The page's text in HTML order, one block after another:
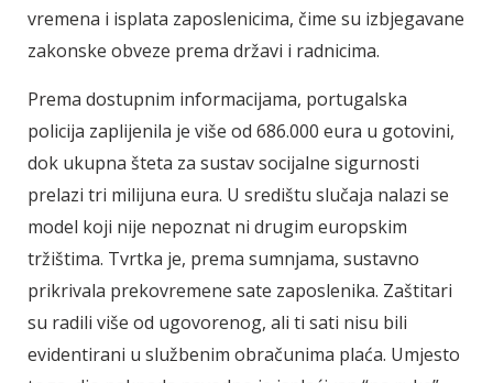
vremena i isplata zaposlenicima, čime su izbjegavane
zakonske obveze prema državi i radnicima.
Prema dostupnim informacijama, portugalska
policija zaplijenila je više od 686.000 eura u gotovini,
dok ukupna šteta za sustav socijalne sigurnosti
prelazi tri milijuna eura. U središtu slučaja nalazi se
model koji nije nepoznat ni drugim europskim
tržištima. Tvrtka je, prema sumnjama, sustavno
prikrivala prekovremene sate zaposlenika. Zaštitari
su radili više od ugovorenog, ali ti sati nisu bili
evidentirani u službenim obračunima plaća. Umjesto